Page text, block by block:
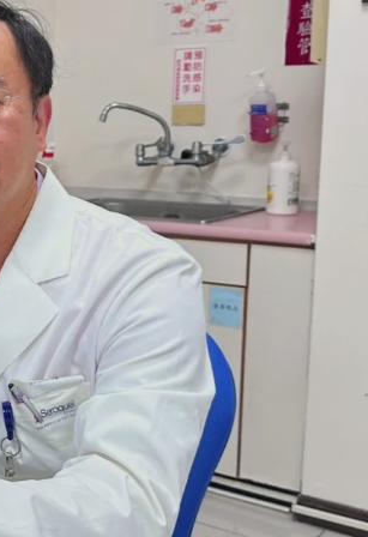
遇校園霸凌，此後長期深受心情低
診斷為憂鬱症雖然規律服藥，多數
突然變得無比忙碌、電話打個不停
馬行空的計畫，還衝動買下大量不
中榮總嘉義分院精神科複診，經醫